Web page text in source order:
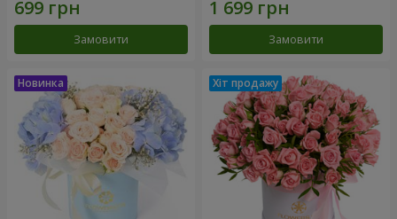
Замовити Замовити